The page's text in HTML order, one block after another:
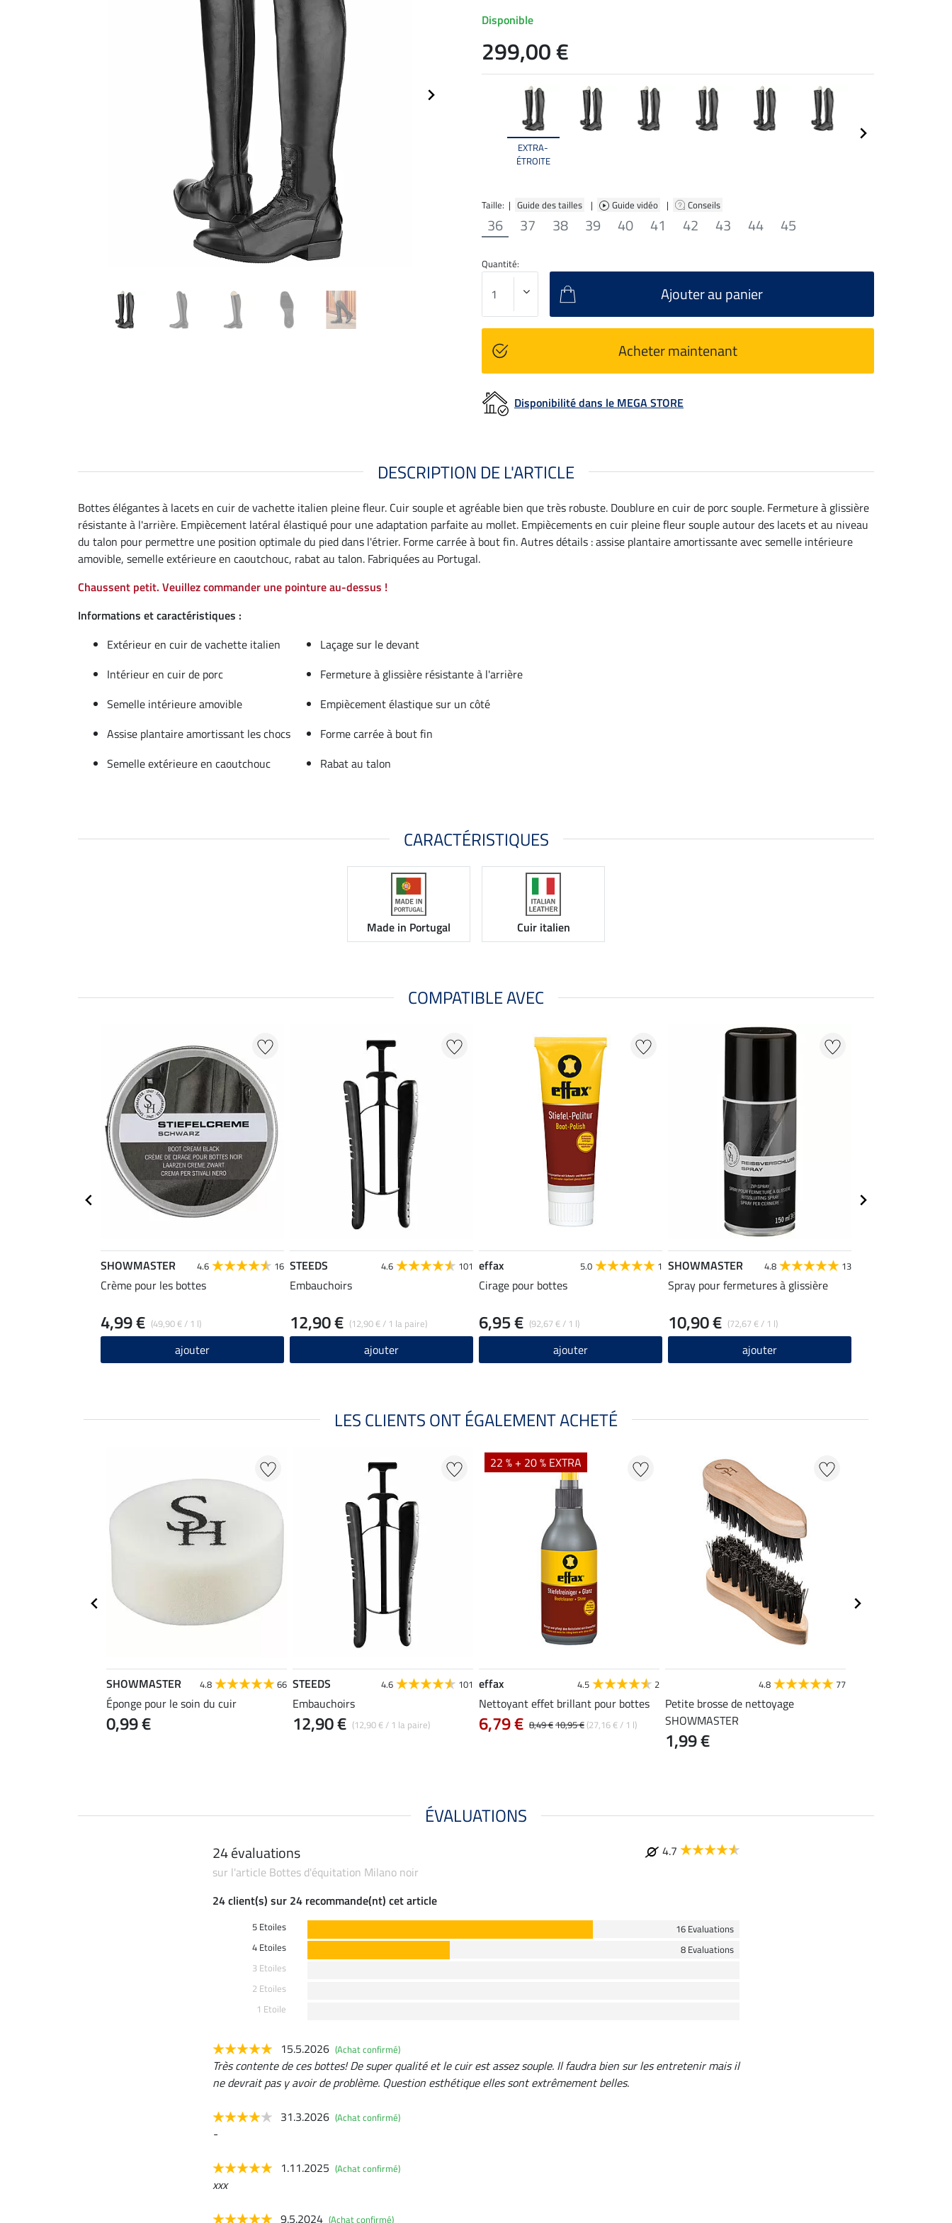
EXTRA-
ÉTROITE
Taille: | Guide des tailles | Guide vidéo | Conseils
36 37 38 39 40 41 42 43 44 45
Disponible
299,00 €
Quantité:
Ajouter au panier
Acheter maintenant
Disponibilité dans le MEGA STORE
DESCRIPTION DE L'ARTICLE
Bottes élégantes à lacets en cuir de vachette italien pleine fleur. Cuir souple et agréable bien que très robuste. Doublure en cuir de porc souple. Fermeture à glissière
résistante à l'arrière. Empiècement latéral élastiqué pour une adaptation parfaite au mollet. Empiècements en cuir pleine fleur souple autour des lacets et au niveau
du talon pour permettre une position optimale du pied dans l'étrier. Forme carrée à bout fin. Autres détails : assise plantaire amortissante avec semelle intérieure
amovible, semelle extérieure en caoutchouc, rabat au talon. Fabriquées au Portugal.
Chaussent petit. Veuillez commander une pointure au-dessus !
Informations et caractéristiques :
Extérieur en cuir de vachette italien
Laçage sur le devant
Intérieur en cuir de porc
Fermeture à glissière résistante à l'arrière
Semelle intérieure amovible
Empiècement élastique sur un côté
Assise plantaire amortissant les chocs
Forme carrée à bout fin
Semelle extérieure en caoutchouc
Rabat au talon
CARACTÉRISTIQUES
Made in Portugal Cuir italien
COMPATIBLE AVEC
SHOWMASTER 4.6 16
Crème pour les bottes
(49,90 € / 1 l)
4,99 €
ajouter
STEEDS 4.6 101
Embauchoirs
(12,90 € / 1 la paire)
12,90 €
ajouter
effax 5.0 1
Cirage pour bottes
(92,67 € / 1 l)
6,95 €
ajouter
SHOWMASTER 4.8 13
Spray pour fermetures à glissière
(72,67 € / 1 l)
10,90 €
ajouter
LES CLIENTS ONT ÉGALEMENT ACHETÉ
SHOWMASTER 4.8 66
Éponge pour le soin du cuir
0,99 €
STEEDS 4.6 101
Embauchoirs
(12,90 € / 1 la paire)
12,90 €
22 % + 20 % EXTRA
effax 4.5 2
Nettoyant effet brillant pour bottes
8,49 €10,95 € (27,16 € / 1 l)
6,79 €
4.8 77
Petite brosse de nettoyage
SHOWMASTER
1,99 €
ÉVALUATIONS
24 évaluations
4.7
sur l'article Bottes d'équitation Milano noir
24 client(s) sur 24 recommande(nt) cet article
5 Etoiles
16 Evaluations
4 Etoiles
8 Evaluations
3 Etoiles
2 Etoiles
1 Etoile
15.5.2026 (Achat confirmé)
Très contente de ces bottes! De super qualité et le cuir est assez souple. Il faudra bien sur les entretenir mais il
ne devrait pas y avoir de problème. Question esthétique elles sont extrêmement belles.
31.3.2026 (Achat confirmé)
-
1.11.2025 (Achat confirmé)
xxx
9.5.2024 (Achat confirmé)